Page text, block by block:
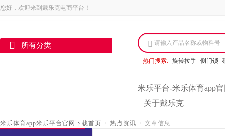
您好，欢迎来到戴乐克电商平台！
所有分类 请输入产品名称或物料号
热门搜索: 旋转拉手 侧门锁
米乐平台-米乐体育app
关于戴乐克
米乐体育app米乐平台官网下载首页 > 热点资讯 > 文章信息